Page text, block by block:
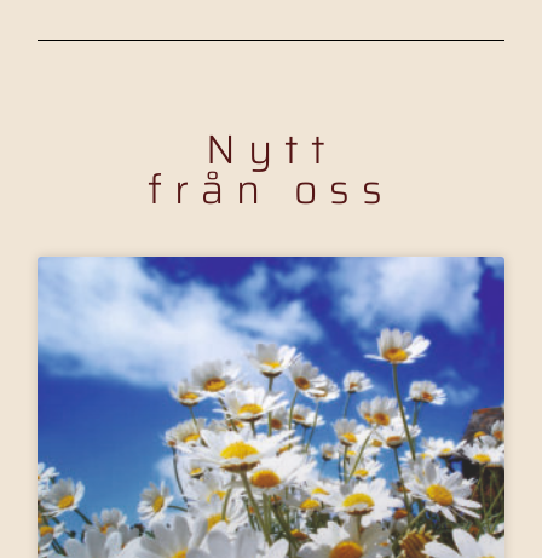
Nytt
från oss